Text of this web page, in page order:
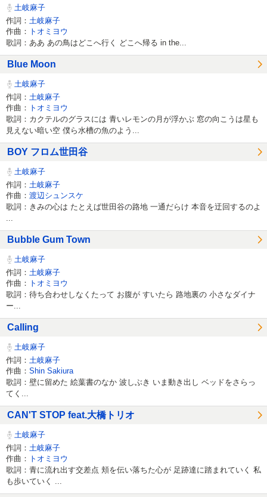
土岐麻子
作詞： 土岐麻子
作曲：
トオミヨウ
歌詞：ああ あの鳥はどこへ行く どこへ帰る in the...
Blue Moon
土岐麻子
作詞： 土岐麻子
作曲：
トオミヨウ
歌詞：カクテルのグラスには 青いレモンの月が浮かぶ 窓の向こうは星も
見えない暗い空 僕ら水槽の魚のよう...
BOY フロム世田谷
土岐麻子
作詞： 土岐麻子
作曲： 渡辺シュンスケ
歌詞：きみの心は たとえば世田谷の路地 一通だらけ 本音を迂回するのよ
Bubble Gum Town
土岐麻子
作詞： 土岐麻子
作曲：
トオミヨウ
歌詞：待ち合わせしなくたって お腹が すいたら 路地裏の 小さなダイナ
ー...
Calling
土岐麻子
作詞： 土岐麻子
作曲： Shin Sakiura
歌詞：壁に留めた 絵葉書のなか 波しぶき いま動き出し ベッドをさらっ
てく...
CAN'T STOP feat.大橋トリオ
土岐麻子
作詞： 土岐麻子
作曲：
トオミヨウ
歌詞：青に流れ出す交差点 頬を伝い落ちた心が 足跡達に踏まれていく 私
も歩いていく ...